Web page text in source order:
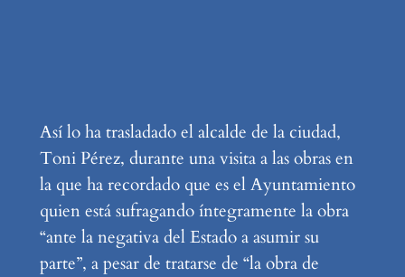
Así lo ha trasladado el alcalde de la ciudad,
Toni Pérez, durante una visita a las obras en
la que ha recordado que es el Ayuntamiento
quien está sufragando íntegramente la obra
“ante la negativa del Estado a asumir su
parte”, a pesar de tratarse de “la obra de